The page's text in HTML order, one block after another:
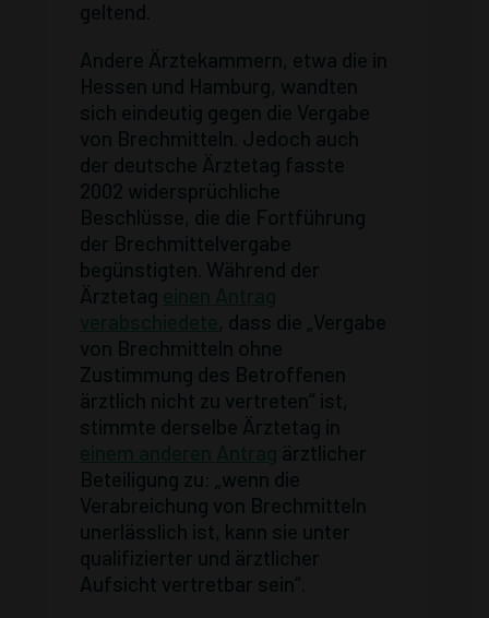
geltend.
Andere Ärztekammern, etwa die in
Hessen und Hamburg, wandten
sich eindeutig gegen die Vergabe
von Brechmitteln. Jedoch auch
der deutsche Ärztetag fasste
2002 widersprüchliche
Beschlüsse, die die Fortführung
der Brechmittelvergabe
begünstigten. Während der
Ärztetag
, dass die „Vergabe
von Brechmitteln ohne
Zustimmung des Betroffenen
ärztlich nicht zu vertreten“ ist,
stimmte derselbe Ärztetag in
ärztlicher
Beteiligung zu: „wenn die
Verabreichung von Brechmitteln
unerlässlich ist, kann sie unter
qualifizierter und ärztlicher
Aufsicht vertretbar sein“.